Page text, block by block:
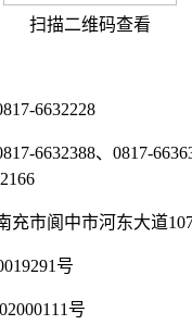
扫描二维码查看
6632228
6632388、0817-
充市阆中市河东大道
号
号